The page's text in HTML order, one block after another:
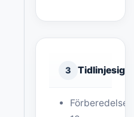
3 Tidlinjesignal
Förberedelse: